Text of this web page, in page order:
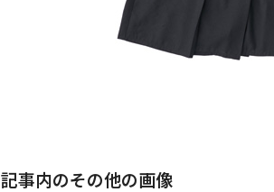
記事内のその他の画像